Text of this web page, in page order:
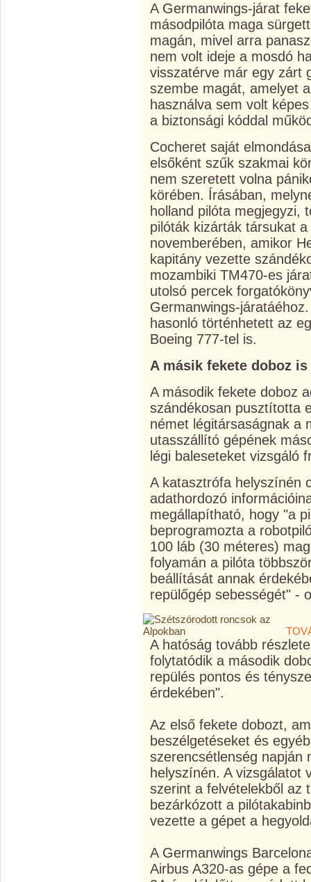
A Germanwings-járat
másodpilóta maga
magán, mivel arra
nem volt ideje a mosdó
visszatérve már egy zárt
szembe magát, amelyet
használva sem volt
a biztonsági kóddal
Cocheret saját
elsőként szűk szakmai
nem szeretett volna
körében. Írásában,
holland pilóta megjegyzi,
pilóták kizárták társukat
novemberében, amikor
kapitány vezette
mozambiki TM470-es
utolsó percek
Germanwings-
hasonló történhetett az
Boeing 777-tel is.
A másik fekete doboz
A második fekete doboz
szándékosan pusztította
német légitársaságnak a
utasszállító gépének
légi baleseteket vizsgáló
A katasztrófa helyszínén
adathordozó
megállapítható, hogy "a
beprogramozta a
100 láb (30 méteres)
folyamán a pilóta
beállítását annak
repülőgép sebességét" -
A hatóság tovább
folytatódik a második
repülés pontos és
érdekében".
Az első fekete dobozt,
beszélgetéseket és
szerencsétlenség napján
helyszínén. A vizsgálatot
szerint a felvételekből az
bezárkózott a
vezette a gépet a
A Germanwings
Airbus A320-as gépe a